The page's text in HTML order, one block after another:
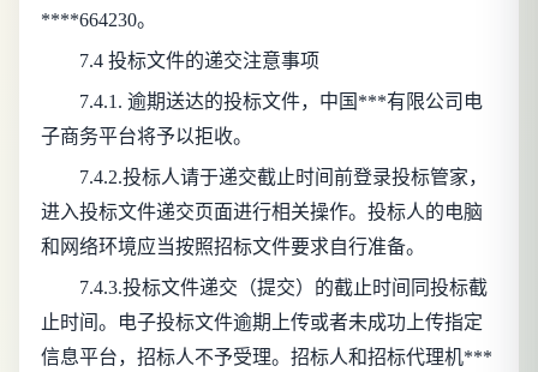
****664230。
7.4 投标文件的递交注意事项
7.4.1. 逾期送达的投标文件，中国***有限公司电
子商务平台将予以拒收。
7.4.2.投标人请于递交截止时间前登录投标管家，
进入投标文件递交页面进行相关操作。投标人的电脑
和网络环境应当按照招标文件要求自行准备。
7.4.3.投标文件递交（提交）的截止时间同投标截
止时间。电子投标文件逾期上传或者未成功上传指定
信息平台，招标人不予受理。招标人和招标代理机***